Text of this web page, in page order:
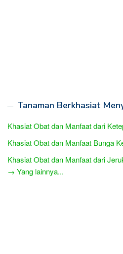
Tanaman Berkhasiat
Khasiat Obat dan Manfaat dari
Khasiat Obat dan Manfaat Bunga
Khasiat Obat dan Manfaat dari
→ Yang lainnya...